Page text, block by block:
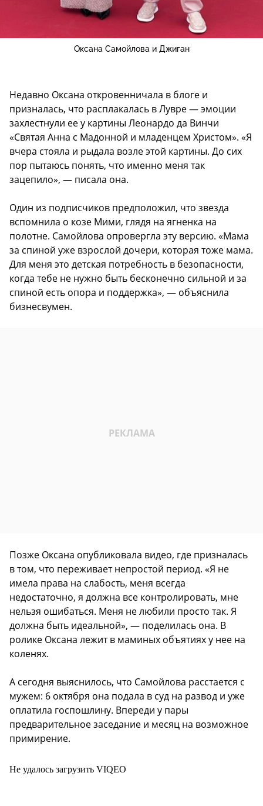
Оксана Самойлова и Джиган
Недавно Оксана откровенничала в блоге и
призналась, что расплакалась в Лувре — эмоции
захлестнули ее у картины Леонардо да Винчи
«Святая Анна с Мадонной и младенцем Христом». «Я
вчера стояла и рыдала возле этой картины. До сих
пор пытаюсь понять, что именно меня так
зацепило», — писала она.
Один из подписчиков предположил, что звезда
вспомнила о козе Мими, глядя на ягненка на
полотне. Самойлова опровергла эту версию. «Мама
за спиной уже взрослой дочери, которая тоже мама.
Для меня это детская потребность в безопасности,
когда тебе не нужно быть бесконечно сильной и за
спиной есть опора и поддержка», — объяснила
бизнесвумен.
Позже Оксана опубликовала видео, где призналась
в том, что переживает непростой период. «Я не
имела права на слабость, меня всегда
недостаточно, я должна все контролировать, мне
нельзя ошибаться. Меня не любили просто так. Я
должна быть идеальной», — поделилась она. В
ролике Оксана лежит в маминых объятиях у нее на
коленях.
А сегодня выяснилось, что Самойлова расстается с
мужем: 6 октября она подала в суд на развод и уже
оплатила госпошлину. Впереди у пары
предварительное заседание и месяц на возможное
примирение.
Не удалось загрузить VIQEO